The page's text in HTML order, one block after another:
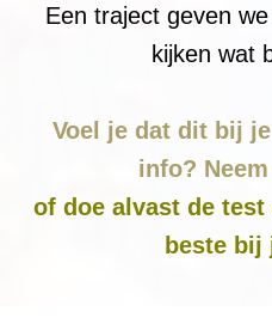
Een traject geven
kijken wat
Voel je dat dit bij
info?
of doe alvast de
beste bij